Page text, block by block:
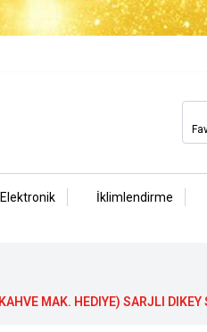
Elektronik İklimlendirme
MAK. HEDIYE) SARJLI DIKEY